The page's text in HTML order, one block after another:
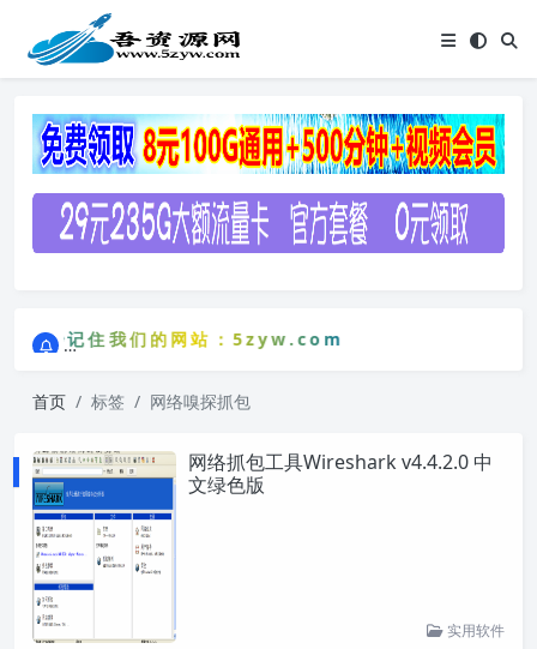
三秒记住我们的网站：5zyw.com
席，三秒记住我们的网站：5zyw.com
首页 标签 网络嗅探抓包
网络抓包工具Wireshark v4.4.2.0 中
文绿色版
实用软件